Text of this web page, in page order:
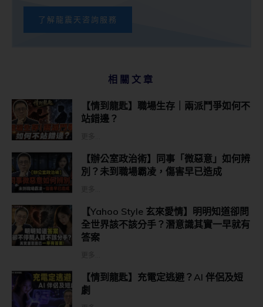
了解龍震天咨詢服務
相關文章
【情到龍匙】職場生存｜兩派鬥爭如何不
站錯邊？
【辦公室政治術】同事「微惡意」如何辨
別？未到職場霸凌，傷害早已造成
【Yahoo Style 玄來愛情】明明知道卻問
全世界該不該分手？潛意識其實一早就有
答案
【情到龍匙】充電定逃避？AI 伴侶及短
劇